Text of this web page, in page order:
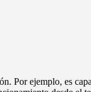
Por ejemplo, es